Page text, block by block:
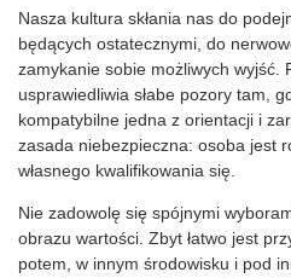
Nasza kultura skłania nas do
będących ostatecznymi, do
zamykanie sobie możliwych wyjść.
usprawiedliwia słabe pozory tam,
kompatybilne jedna z orientacji i
zasada niebezpieczna: osoba jest
własnego kwalifikowania się.
Nie zadowolę się spójnymi
obrazu wartości. Zbyt łatwo jest
potem, w innym środowisku i pod